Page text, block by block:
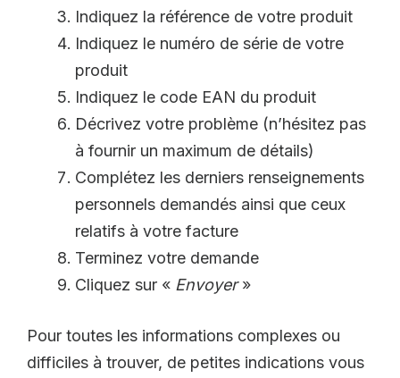
Indiquez la référence de votre produit
Indiquez le numéro de série de votre
produit
Indiquez le code EAN du produit
Décrivez votre problème (n’hésitez pas
à fournir un maximum de détails)
Complétez les derniers renseignements
personnels demandés ainsi que ceux
relatifs à votre facture
Terminez votre demande
Cliquez sur « Envoyer»
Pour toutes les informations complexes ou
difficiles à trouver, de petites indications vous